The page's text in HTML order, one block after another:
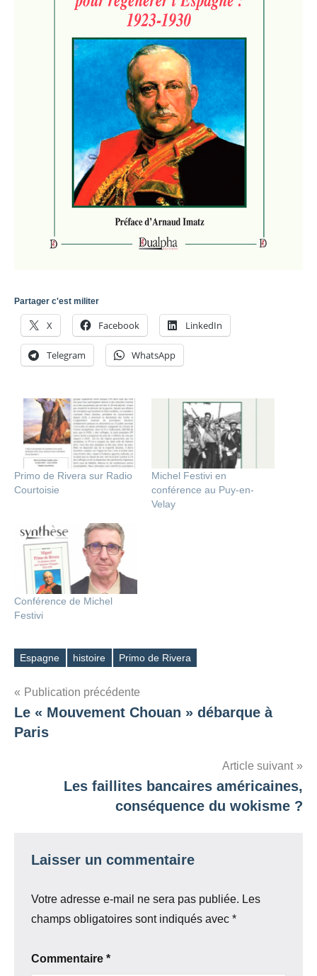
Partager c'est militer
X Facebook LinkedIn
Telegram WhatsApp
Primo de Rivera sur Radio
Courtoisie
Michel Festivi en
conférence au Puy-en-
Velay
Conférence de Michel
Festivi
Étiquettes
Espagne histoire Primo de Rivera
Navigation
de
Publication précédente
Le « Mouvement Chouan » débarque à
Paris
Article suivant
Les faillites bancaires américaines,
conséquence du wokisme ?
Laisser un commentaire
Votre adresse e-mail ne sera pas publiée. Les
champs obligatoires sont indiqués avec *
Commentaire *